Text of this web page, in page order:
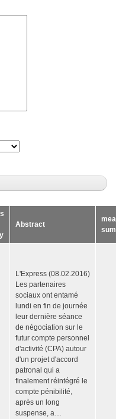
Abstract
L'Express (08.02.2016)
Les partenaires
sociaux ont entamé
lundi en fin de journée
leur dernière séance
de négociation sur le
futur compte personnel
d'activité (CPA) autour
d'un projet d'accord
patronal qui a
finalement réintégré le
compte pénibilité,
après un long
suspense, a…